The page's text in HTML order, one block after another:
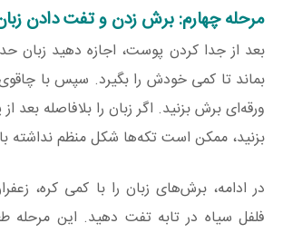
مرحله چهارم: برش زدن و تفت دادن
بماند تا کمی خودش را بگیرد. سپس با
ورقه‌ای برش بزنید. اگر زبان را بلافاصله
بزنید، ممکن است تکه‌ها شکل منظم نداشته
در ادامه، برش‌های زبان را با کمی کره،
فلفل سیاه در تابه تفت دهید. این مرحله